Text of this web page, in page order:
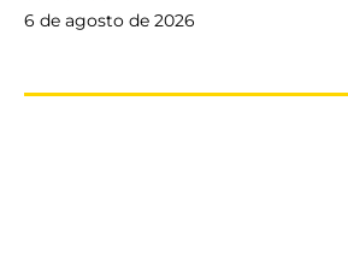
6 de agosto de 2026